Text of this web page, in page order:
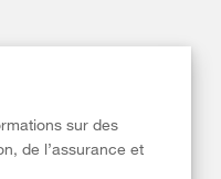
sur des
de l’assurance et